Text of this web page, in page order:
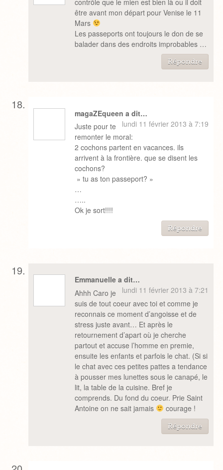
être avant mon départ pour Venise le 11
Mars
Les passeports ont toujours le don de se
balader dans des endroits improbables …
Répondre
magaZEqueen a dit…
lundi 11 février 2013 à 7:19
Juste pour te
remonter le moral:
2 cochons partent en vacances. ils
arrivent à la frontière. que se disent les
cochons?
» tu as ton passeport? »
…
…..
Ok je sort!!!!
Répondre
Emmanuelle a dit…
lundi 11 février 2013 à 7:21
Ahhh Caro je
suis de tout coeur avec toi et comme je
reconnais ce moment d’angoisse et de
stress juste avant… Et après le
retournement d’apart où je cherche
partout et accuse l’homme en premie,
ensuite les enfants et parfois le chat. (Si si
le chat avec ces petites pattes a tendance
à pousser mes lunettes sous le canapé, le
lit, la table de la cuisine. Bref je
comprends. Du fond du coeur. Prie Saint
Antoine on ne sait jamais
courage !
Répondre